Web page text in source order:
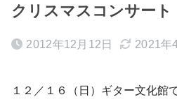
クリスマスコンサート
2012年12月12日 2021年
１２／１６（日）ギター文化館